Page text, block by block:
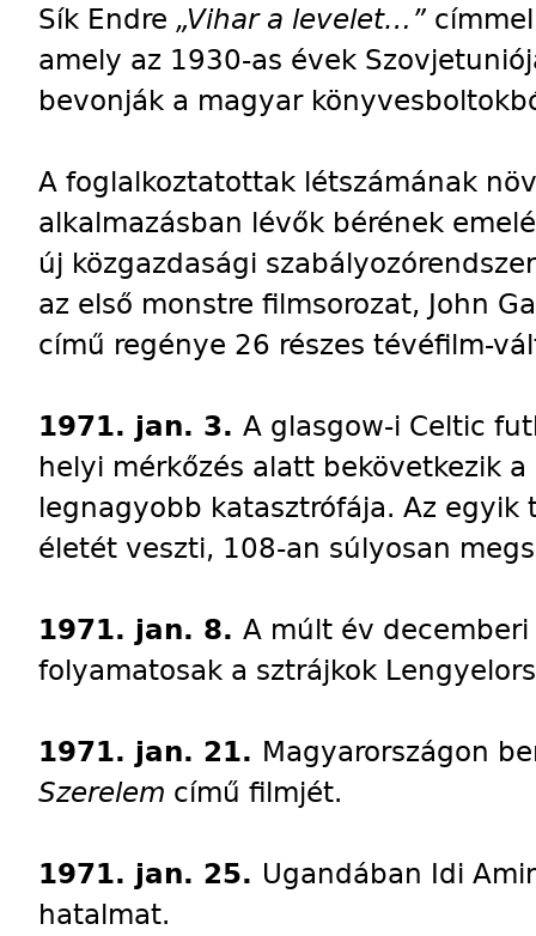
Sík Endre „Vihar a levelet…”
amely az 1930-as évek
bevonják a magyar
A foglalkoztatottak létszámának
alkalmazásban lévők bérének
új közgazdasági
az első monstre filmsorozat, John
című regénye 26 részes tévéfilm-
1971. jan. 3. A glasgow-i Celtic
helyi mérkőzés alatt bekövetkezik
legnagyobb katasztrófája. Az
életét veszti, 108-an súlyosan
1971. jan. 8. A múlt év
folyamatosak a sztrájkok
1971. jan. 21. Magyarországon
Szerelem című filmjét.
1971. jan. 25. Ugandában Idi
hatalmat.